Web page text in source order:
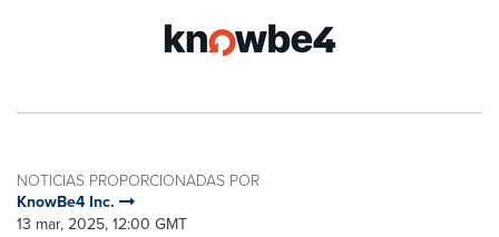
NOTICIAS PROPORCIONADAS POR
KnowBe4 Inc.
13 mar, 2025, 12:00 GMT